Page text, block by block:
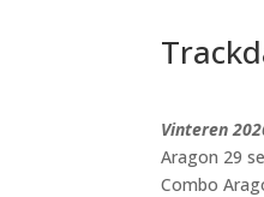
Vinteren
Aragon 29
Combo